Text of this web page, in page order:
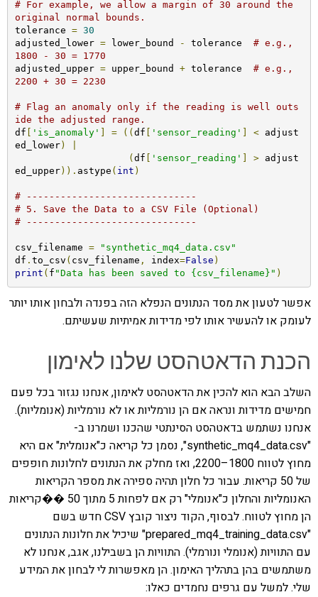
# For example, we allow a margin of 30 around the
original normal bounds.
tolerance = 30
adjusted_lower = lower_bound - tolerance # e.g.,
1800 - 30 = 1770
adjusted_upper = upper_bound + tolerance # e.g.,
2200 + 30 = 2230
# Flag an anomaly only if the reading is well outs
ide the adjusted range.
df
'is_anomaly' = (( df 'sensor_reading' < adjust
ed_lower)
( df 'sensor_reading' > adjust
ed_upper)). astype ( int )
# ------------------------------
# 5. Save the Data to a CSV File (Optional)
# ------------------------------
csv_filename =
"synthetic_mq4_data.csv"
df . to_csv ( csv_filename , index=False )
print ( f "Data has been saved to {csv_filename}" )
אפשר לטעון את מסד הנתונים הנפלא הזה בפנדה ולבחון אותו יותר
לעומק או להעשיר אותו לפי מדידות אמיתיות שעשיתם.
הכנת הדאטהסט שלנו לאימון
השלב הבא הוא להכין את הדאטהסט לאימון, אנחנו נגזור בכל פעם
חמישים מדידות ונראה אם הן נורמליות או לא נורמליות (אנומליות).
אנחנו נשתמש בדאטהסט הסינתטי שהכנו ושמרנו ב-
"synthetic_mq4_data.csv", נסמן כל קריאה כ"אנומלית" אם היא
מחוץ לטווח 1800–2200, ואז מחלק את הנתונים לחלונות חופפים
של 50 קריאות. עבור כל חלון תהיה ספירה את מספר הקריאות
האנומליות והחלון כ"אנומלי" רק אם לפחות 5 מתוך 50 ��קריאות
הן מחוץ לטווח. לבסוף, הקוד ניצור קובץ CSV חדש בשם
"prepared_mq4_training_data.csv" שיכיל את חלונות הנתונים
עם התוויות (אנומלי ונורמלי). התוויות הן בשבילנו, אגב, אנחנו לא
משתמשים בהן בתהליך האימון. הן מאפשרות לי לבחון את המידע
שלי. למשל עם גרפים נחמדים כאלו: